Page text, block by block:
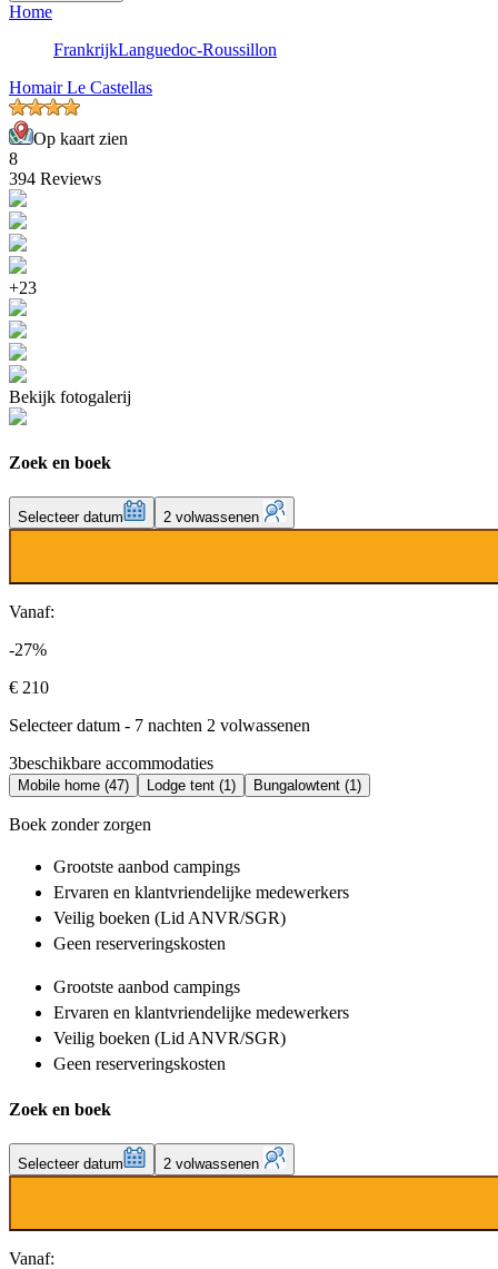
Home
FrankrijkLanguedoc-Roussillon
Homair Le Castellas
Op kaart zien
8
394 Reviews
+23
Bekijk fotogalerij
Zoek en boek
Selecteer datum 2 volwassenen
Vanaf:
-27%
€ 210
Selecteer datum - 7 nachten 2 volwassenen
3beschikbare accommodaties
Mobile home (47) Lodge tent (1) Bungalowtent (1)
Boek zonder zorgen
Grootste aanbod campings
Ervaren en klantvriendelijke medewerkers
Veilig boeken (Lid ANVR/SGR)
Geen reserveringskosten
Grootste aanbod campings
Ervaren en klantvriendelijke medewerkers
Veilig boeken (Lid ANVR/SGR)
Geen reserveringskosten
Zoek en boek
Selecteer datum 2 volwassenen
Vanaf: